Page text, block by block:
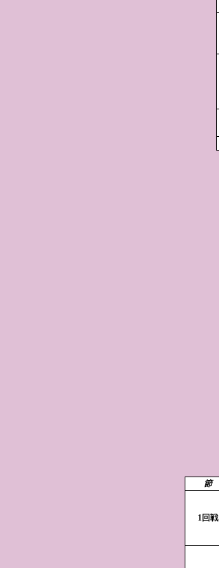
節
1回戦